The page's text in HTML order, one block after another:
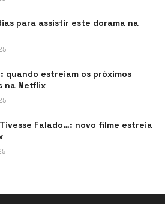
para assistir este dorama na
quando estreiam os próximos
na Netflix
Falado…: novo filme estreia